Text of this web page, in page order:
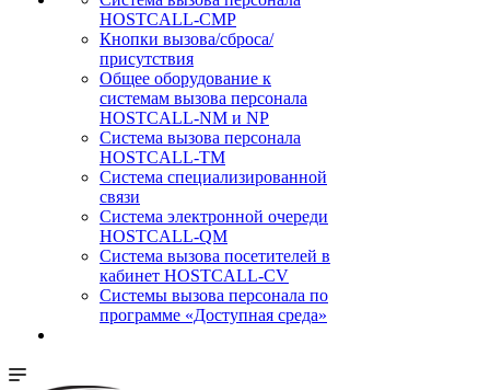
HOSTCALL-CMP
Кнопки вызова/сброса/
присутствия
Общее оборудование к
системам вызова персонала
HOSTCALL-NM и NP
Система вызова персонала
HOSTCALL-TM
Система специализированной
связи
Система электронной очереди
HOSTCALL-QM
Cистема вызова посетителей в
кабинет HOSTCALL-CV
Системы вызова персонала по
программе «Доступная среда»